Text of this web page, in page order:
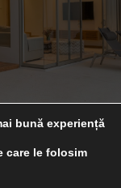
bună experiență
care le folosim